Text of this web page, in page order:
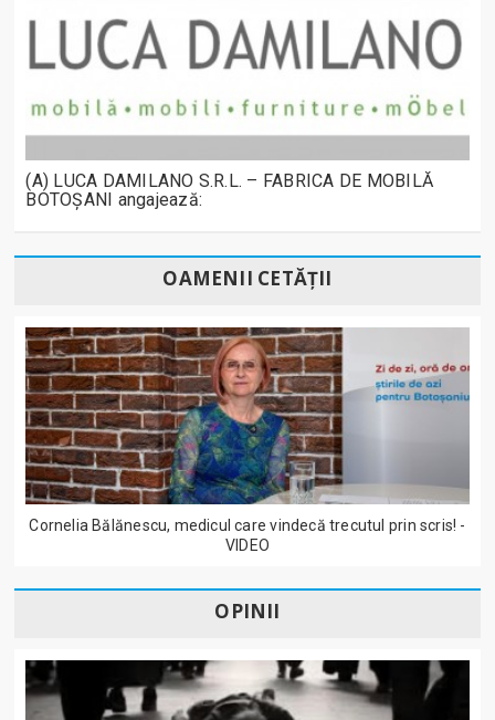
(A) LUCA DAMILANO S.R.L. – FABRICA DE MOBILĂ
BOTOȘANI angajează:
OAMENII CETĂȚII
Cornelia Bălănescu, medicul care vindecă trecutul prin scris! -
VIDEO
OPINII